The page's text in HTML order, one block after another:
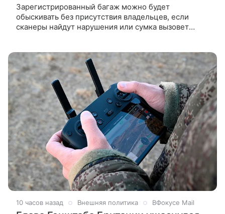
Зарегистрированный багаж можно будет
обыскивать без присутствия владельцев, если
сканеры найдут нарушения или сумка вызовет
10 часов назад Внешняя политика ВФокусе Mail